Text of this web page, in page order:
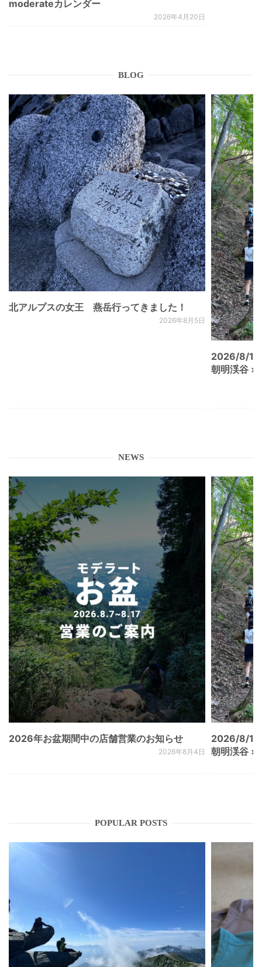
moderateカレンダー
2026年4月20日
BLOG
北アルプスの女王 燕岳行ってきました！
2026年8月5日
2026/8/
朝明渓谷 ×
NEWS
2026年お盆期間中の店舗営業のお知らせ
2026年8月4日
2026/8/
朝明渓谷 ×
POPULAR POSTS